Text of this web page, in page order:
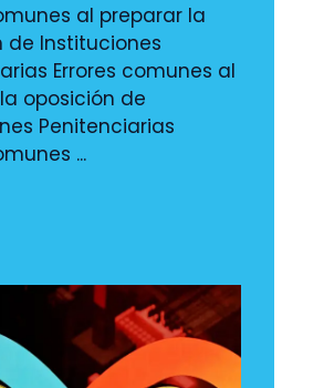
al preparar la
de Instituciones
Errores comunes al
oposición de
Penitenciarias
...